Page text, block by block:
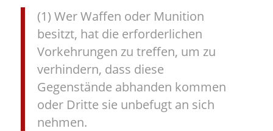
(1) Wer Waffen oder Munition
besitzt, hat die erforderlichen
Vorkehrungen zu treffen, um zu
verhindern, dass diese
Gegenstände abhanden kommen
oder Dritte sie unbefugt an sich
nehmen.